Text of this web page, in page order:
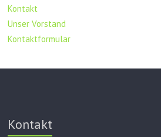
Kontakt
Unser Vorstand
Kontaktformular
Kontakt